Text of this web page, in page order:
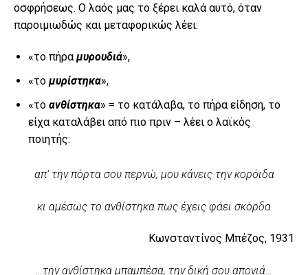
οσφρήσεως. Ο λαός μας το ξέρει καλά αυτό, όταν
παροιμιωδώς και μεταφορικώς λέει:
«το πήραμυρουδιά»,
«το μυρίστηκα»,
«το ανθίστηκα» = το κατάλαβα, το πήρα είδηση, το
είχα καταλάβει από πιο πριν – λέει ο λαϊκός
ποιητής:
απ’ την πόρτα σου περνώ, μου κάνεις την κορόιδα
κι αμέσως το ανθίστηκα πως έχεις φάει σκόρδα
Κωνσταντίνος Μπέζος, 1931
…την ανθίστηκα μπαμπέσα, την δική σου απονιά…